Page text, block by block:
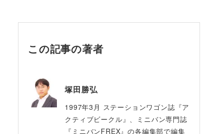
この記事の著者
塚田勝弘
1997年3月 ステーションワゴン誌『ア
クティブビークル』、ミニバン専門誌
『ミニバンFREX』の各編集部で編集